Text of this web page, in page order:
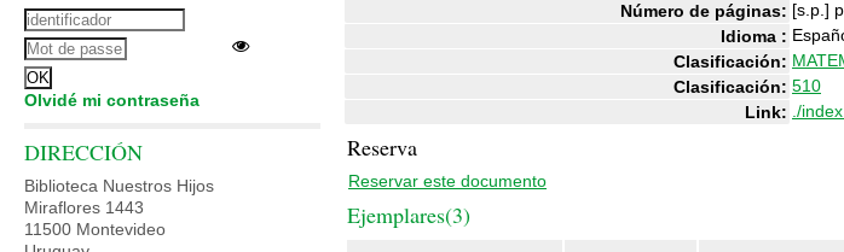
Número de páginas: [s.p.] p
Idioma :
Clasificación:
Clasificación: 510
Link: ./
Reserva
Reservar este documento
Ejemplares(3)
Olvidé mi contraseña
DIRECCIÓN
Biblioteca Nuestros Hijos
Miraflores 1443
11500 Montevideo